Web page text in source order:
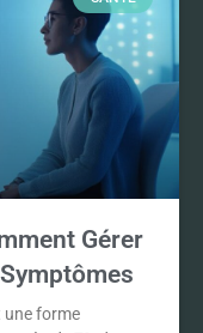
Gérer
une forme